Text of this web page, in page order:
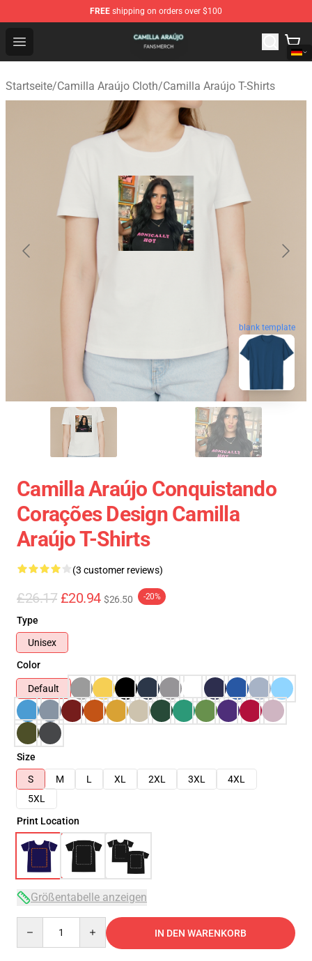
FREE shipping on orders over $100
Open menu
Camilla Araújo Shop - Official Camilla Araújo
Startseite/Camilla Araújo Cloth/Camilla Araújo T-Shirts
blank template
Camilla Araújo Conquistando
Corações Design Camilla
Araújo T-Shirts
(3 customer reviews)
£26.17 £20.94 $26.50 -20%
Type
Unisex
Color
Default
Size
S
M L XL 2XL 3XL
4XL
5XL
Print Location
Größentabelle anzeigen
IN DEN WARENKORB